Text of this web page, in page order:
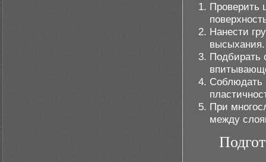
Проверить
Нанести
высыхания.
Подбирать
Соблюдать
При
между